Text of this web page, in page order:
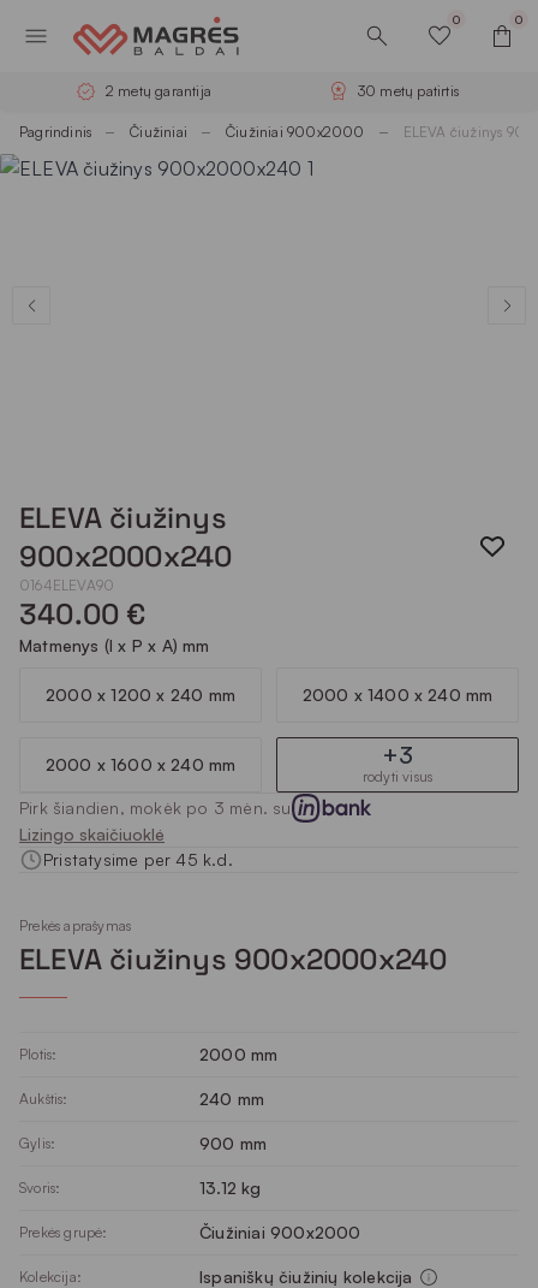
0 0
2 metų garantija 30 metų patirtis
Pagrindinis Čiužiniai Čiužiniai 900x2000 ELEVA čiužinys
ELEVA čiužinys
900x2000x240
0164ELEVA90
340.00 €
Matmenys (I x P x A) mm
2000 x 1200 x 240 mm 2000 x 1400 x 240 mm
2000 x 1600 x 240 mm +3
rodyti visus
Pirk šiandien, mokėk po 3 mėn. su
Lizingo skaičiuoklė
Pristatysime per 45 k.d.
Prekės aprašymas
ELEVA čiužinys 900x2000x240
Plotis: 2000 mm
Aukštis: 240 mm
Gylis: 900 mm
Svoris: 13.12 kg
Prekės grupė: Čiužiniai 900x2000
Kolekcija: Ispaniškų čiužinių kolekcija